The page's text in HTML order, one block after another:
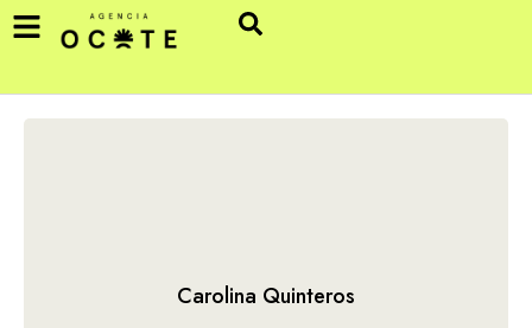
Carolina Quinteros